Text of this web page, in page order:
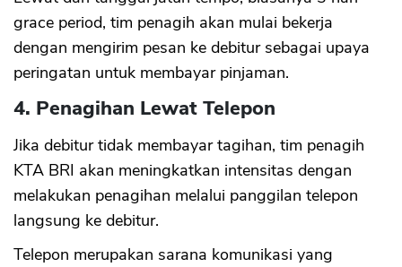
grace period, tim penagih akan mulai bekerja
dengan mengirim pesan ke debitur sebagai upaya
peringatan untuk membayar pinjaman.
4. Penagihan Lewat Telepon
Jika debitur tidak membayar tagihan, tim penagih
KTA BRI akan meningkatkan intensitas dengan
melakukan penagihan melalui panggilan telepon
langsung ke debitur.
Telepon merupakan sarana komunikasi yang